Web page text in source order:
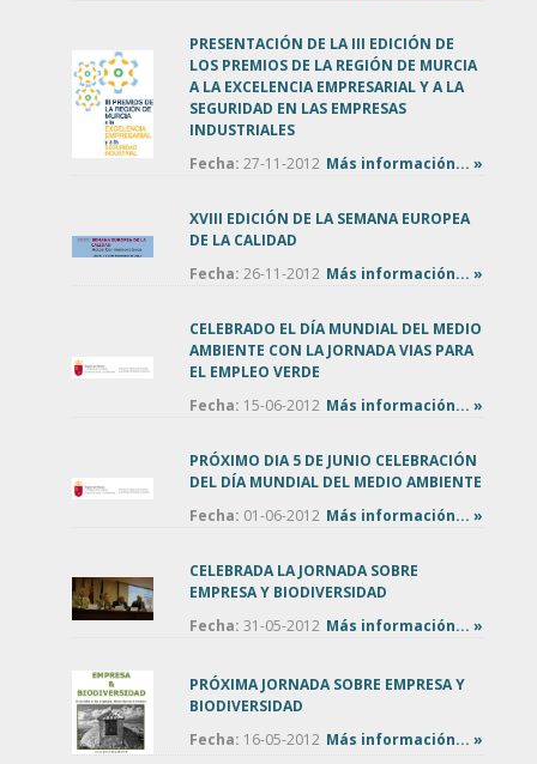
PRESENTACIÓN DE LA III EDICIÓN DE
LOS PREMIOS DE LA REGIÓN DE MURCIA
A LA EXCELENCIA EMPRESARIAL Y A LA
SEGURIDAD EN LAS EMPRESAS
INDUSTRIALES
Fecha: 27-11-2012 Más información... »
XVIII EDICIÓN DE LA SEMANA EUROPEA
DE LA CALIDAD
Fecha: 26-11-2012 Más información... »
CELEBRADO EL DÍA MUNDIAL DEL MEDIO
AMBIENTE CON LA JORNADA VIAS PARA
EL EMPLEO VERDE
Fecha: 15-06-2012 Más información... »
PRÓXIMO DIA 5 DE JUNIO CELEBRACIÓN
DEL DÍA MUNDIAL DEL MEDIO AMBIENTE
Fecha: 01-06-2012 Más información... »
CELEBRADA LA JORNADA SOBRE
EMPRESA Y BIODIVERSIDAD
Fecha: 31-05-2012 Más información... »
PRÓXIMA JORNADA SOBRE EMPRESA Y
BIODIVERSIDAD
Fecha: 16-05-2012 Más información... »